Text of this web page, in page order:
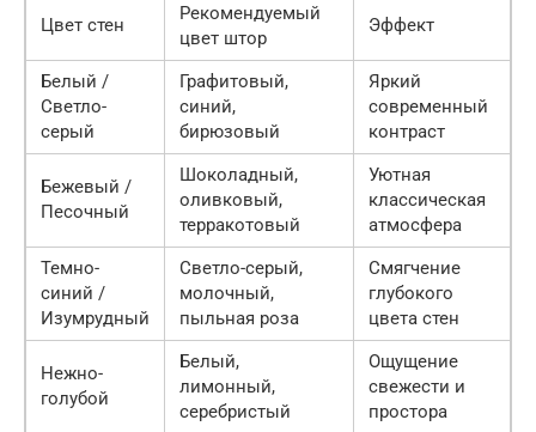
Цвет стен
Рекомендуемый
цвет штор
Эффект
Белый /
Светло-
серый
Графитовый,
синий,
бирюзовый
Яркий
современный
контраст
Бежевый /
Песочный
Шоколадный,
оливковый,
терракотовый
Уютная
классическая
атмосфера
Темно-
синий /
Изумрудный
Светло-серый,
молочный,
пыльная роза
Смягчение
глубокого
цвета стен
Нежно-
голубой
Белый,
лимонный,
серебристый
Ощущение
свежести и
простора